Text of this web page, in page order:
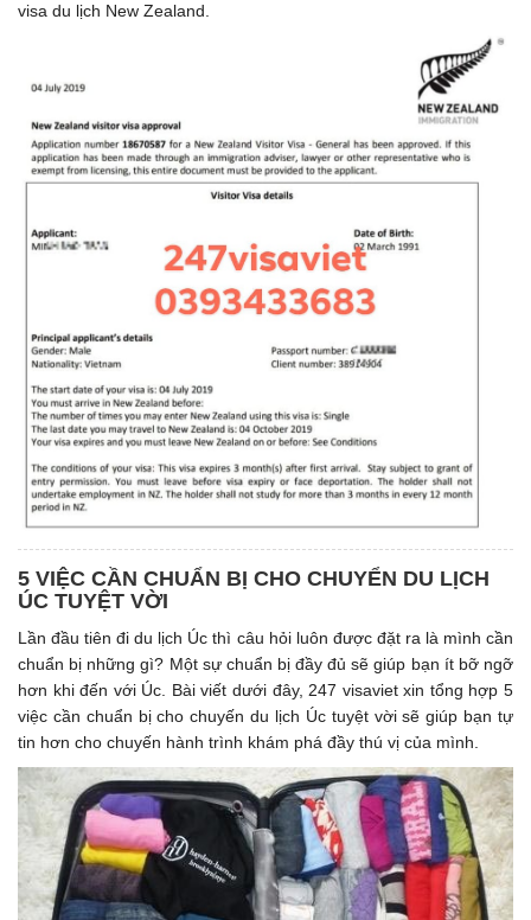
visa du lịch New Zealand.
5 VIỆC CẦN CHUẨN BỊ CHO CHUYỂN DU LỊCH
ÚC TUYỆT VỜI
Lần đầu tiên đi du lịch Úc thì câu hỏi luôn được đặt ra là mình cần
chuẩn bị những gì? Một sự chuẩn bị đầy đủ sẽ giúp bạn ít bỡ ngỡ
hơn khi đến với Úc. Bài viết dưới đây, 247 visaviet xin tổng hợp 5
việc cần chuẩn bị cho chuyến du lịch Úc tuyệt vời sẽ giúp bạn tự
tin hơn cho chuyến hành trình khám phá đầy thú vị của mình.